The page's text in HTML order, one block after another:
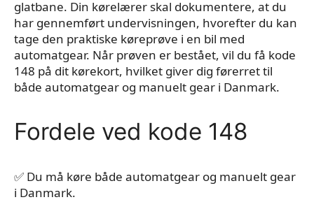
glatbane. Din kørelærer skal dokumentere, at du
har gennemført undervisningen, hvorefter du kan
tage den praktiske køreprøve i en bil med
automatgear. Når prøven er bestået, vil du få kode
148 på dit kørekort, hvilket giver dig førerret til
både automatgear og manuelt gear i Danmark.
Fordele ved kode 148
✅ Du må køre både automatgear og manuelt gear
i Danmark.